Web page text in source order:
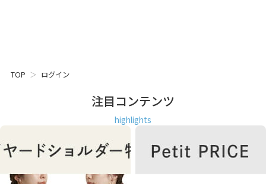
TOP ログイン
注目コンテンツ
highlights